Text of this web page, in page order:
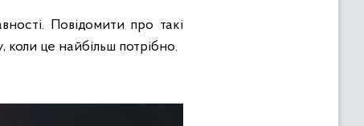
Повідомити про такі
це найбільш потрібно.